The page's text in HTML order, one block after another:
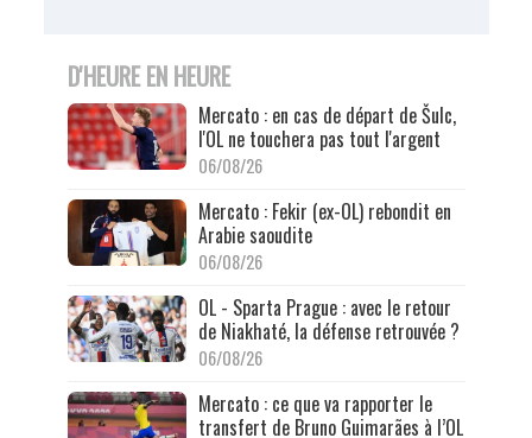
D'HEURE EN HEURE
Mercato : en cas de départ de Šulc,
l'OL ne touchera pas tout l'argent
06/08/26
Mercato : Fekir (ex-OL) rebondit en
Arabie saoudite
06/08/26
OL - Sparta Prague : avec le retour
de Niakhaté, la défense retrouvée ?
06/08/26
Mercato : ce que va rapporter le
transfert de Bruno Guimarães à l’OL